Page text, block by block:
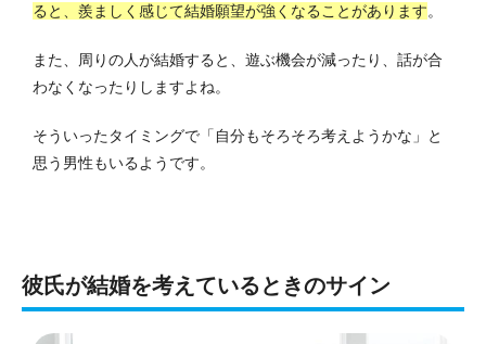
ると、羨ましく感じて結婚願望が強くなることがあります。
また、周りの人が結婚すると、遊ぶ機会が減ったり、話が合
わなくなったりしますよね。
そういったタイミングで「自分もそろそろ考えようかな」と
思う男性もいるようです。
彼氏が結婚を考えているときのサイン